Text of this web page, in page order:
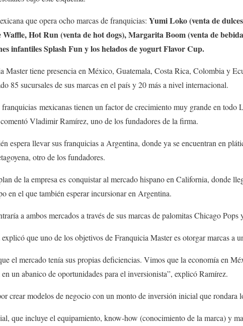
que opera ocho marcas de franquicias: Yumi Loko (venta de
Hot Run (venta de hot dogs), Margarita Boom (venta de
infantiles Splash Fun y los helados de yogurt Flavor Cup.
Master tiene presencia en México, Guatemala, Costa Rica, Colombia y
85 sucursales de sus marcas en el país y 20 más a nivel internacional.
franquicias mexicanas tienen un factor de crecimiento muy grande en todo
Vladimir Ramírez, uno de los fundadores de la firma.
espera llevar sus franquicias a Argentina, donde ya se encuentran en
otro de los fundadores.
de la empresa es conquistar al mercado hispano en California, donde
en el que también esperar incursionar en Argentina.
a ambos mercados a través de sus marcas de palomitas Chicago
que uno de los objetivos de Franquicia Master es otorgar marcas a
el mercado tenía sus propias deficiencias. Vimos que la economía en
un abanico de oportunidades para el inversionista”, explicó Ramírez.
crear modelos de negocio con un monto de inversión inicial que rondara
que incluye el equipamiento, know-how (conocimiento de la marca) y